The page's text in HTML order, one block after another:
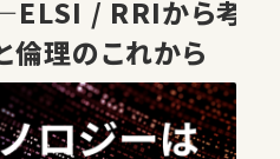
/ RRIから考
倫理のこれから